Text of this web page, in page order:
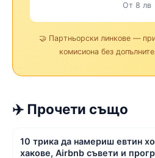
От 8 лв
🤝 Партньорски линкове —
комисиона без
✈️ Прочети също
10 трика да намериш евтин
хакове, Airbnb съвети и